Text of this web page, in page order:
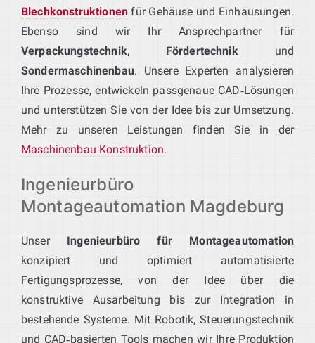
Blechkonstruktionen für Gehäuse und Einhausungen.
Ebenso sind wir Ihr Ansprechpartner für
Verpackungstechnik, Fördertechnikund
Sondermaschinenbau. Unsere Experten analysieren
Ihre Prozesse, entwickeln passgenaue CAD‑Lösungen
und unterstützen Sie von der Idee bis zur Umsetzung.
Mehr zu unseren Leistungen finden Sie in der
Maschinenbau Konstruktion.
Ingenieurbüro
Montageautomation Magdeburg
Unser Ingenieurbüro für Montageautomation
konzipiert und optimiert automatisierte
Fertigungsprozesse, von der Idee über die
konstruktive Ausarbeitung bis zur Integration in
bestehende Systeme. Mit Robotik, Steuerungstechnik
und CAD‑basierten Tools machen wir Ihre Produktion